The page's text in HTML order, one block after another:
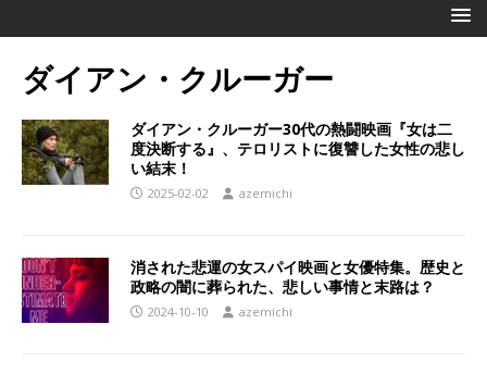
ダイアン・クルーガー
ダイアン・クルーガー30代の熱闘映画『女は二
度決断する』、テロリストに復讐した女性の悲し
い結末！
2025-02-02 azemichi
消された悲運の女スパイ映画と女優特集。歴史と
政略の闇に葬られた、悲しい事情と末路は？
2024-10-10 azemichi